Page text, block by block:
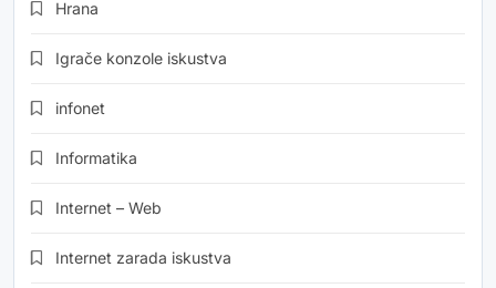
Hrana
Igrače konzole iskustva
infonet
Informatika
Internet – Web
Internet zarada iskustva